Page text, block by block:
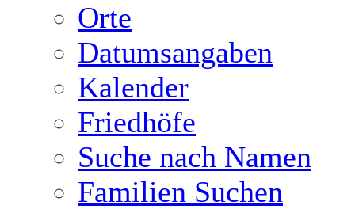
Orte
Datumsangaben
Kalender
Friedhöfe
Suche nach Namen
Familien Suchen